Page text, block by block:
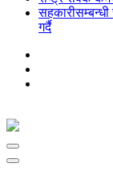
गर्दै